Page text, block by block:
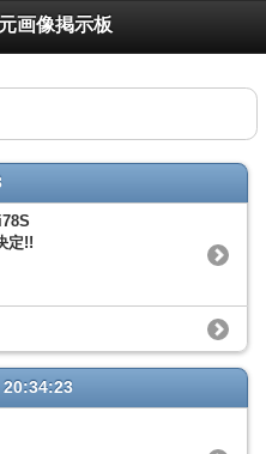
画像掲示板
定!!
20:34:23